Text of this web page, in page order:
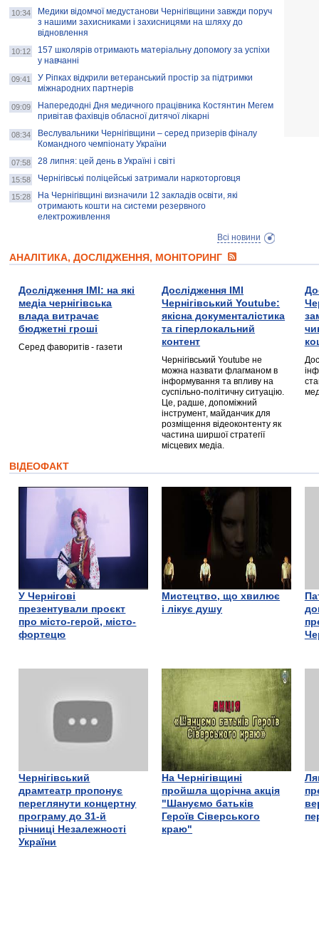
10:34
Медики відомчої медустанови Чернігівщини завжди поруч
з нашими захисниками і захисницями на шляху до
відновлення
10:12
157 школярів отримають матеріальну допомогу за успіхи
у навчанні
09:41
У Ріпках відкрили ветеранський простір за підтримки
міжнародних партнерів
09:09
Напередодні Дня медичного працівника Костянтин Мегем
привітав фахівців обласної дитячої лікарні
08:34
Веслувальники Чернігівщини – серед призерів фіналу
Командного чемпіонату України
07:58 28 липня: цей день в Україні і світі
15:58 Чернігівські поліцейські затримали наркоторговця
15:28
На Чернігівщині визначили 12 закладів освіти, які
отримають кошти на системи резервного
електроживлення
Всі новини
АНАЛІТИКА, ДОСЛІДЖЕННЯ, МОНІТОРИНГ
Дослідження ІМІ: на які
медіа чернігівська
влада витрачає
бюджетні гроші
Серед фаворитів - газети
Дослідження ІМІ
Чернігівський Youtube:
якісна документалістика
та гіперлокальний
контент
Чернігівський Youtube не
можна назвати флагманом в
інформування та впливу на
суспільно-політичну ситуацію.
Це, радше, допоміжний
інструмент, майданчик для
розміщення відеоконтенту як
частина ширшої стратегії
місцевих медіа.
ВІДЕОФАКТ
У Чернігові
презентували проєкт
про місто-герой, місто-
фортецю
Мистецтво, що хвилює
і лікує душу
Чернігівський
драмтеатр пропонує
переглянути концертну
програму до 31-й
річниці Незалежності
України
На Чернігівщині
пройшла щорічна акція
"Шануємо батьків
Героїв Сіверського
краю"